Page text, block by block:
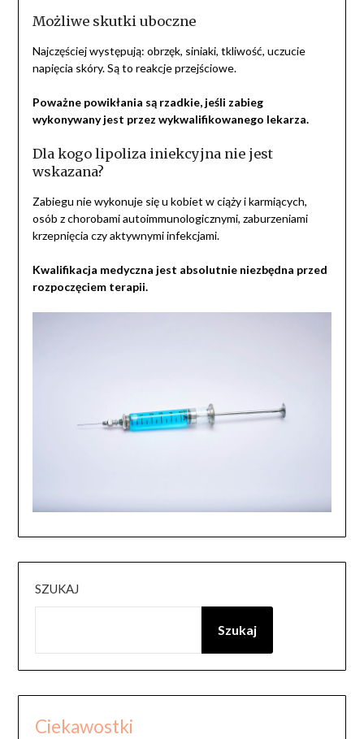
Możliwe skutki uboczne
Najczęściej występują: obrzęk, siniaki, tkliwość, uczucie
napięcia skóry. Są to reakcje przejściowe.
Poważne powikłania są rzadkie, jeśli zabieg
wykonywany jest przez wykwalifikowanego lekarza.
Dla kogo lipoliza iniekcyjna nie jest
wskazana?
Zabiegu nie wykonuje się u kobiet w ciąży i karmiących,
osób z chorobami autoimmunologicznymi, zaburzeniami
krzepnięcia czy aktywnymi infekcjami.
Kwalifikacja medyczna jest absolutnie niezbędna przed
rozpoczęciem terapii.
SZUKAJ
Szukaj
Ciekawostki